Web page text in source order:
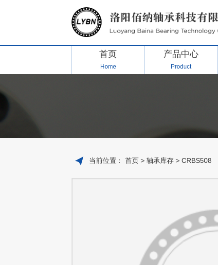
首页
Home
产品中心
Product
当前位置： 首页> 轴承库存> CRBS508